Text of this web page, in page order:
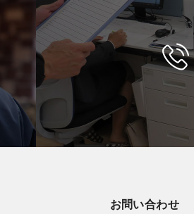
お問い合わせ